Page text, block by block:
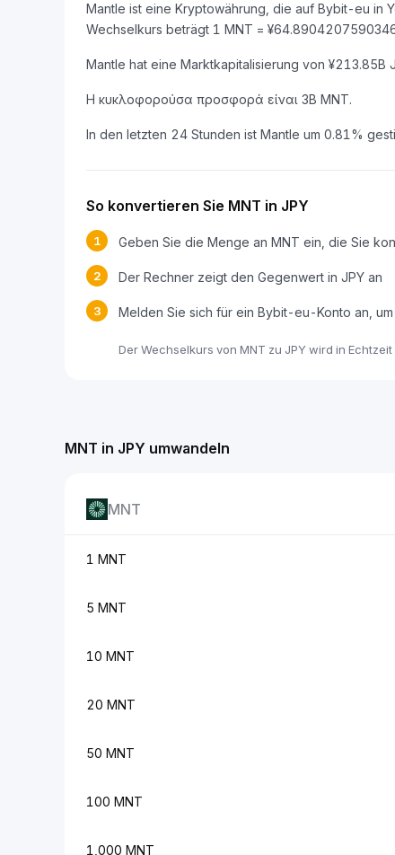
Mantle ist eine Kryptowährung, die auf Bybit-eu in
Wechselkurs beträgt 1 MNT =
Mantle hat eine Marktkapitalisierung von
Η κυκλοφορούσα προσφορά είναι 3B MNT.
In den letzten 24 Stunden ist Mantle um 0.81%
So konvertieren Sie MNT in JPY
1 Geben Sie die Menge an MNT ein, die Sie
2 Der Rechner zeigt den Gegenwert in JPY an
3 Melden Sie sich für ein Bybit-eu-Konto an,
Der Wechselkurs von MNT zu JPY wird in
MNT in JPY umwandeln
MNT
1 MNT
5 MNT
10 MNT
20 MNT
50 MNT
100 MNT
1,000 MNT